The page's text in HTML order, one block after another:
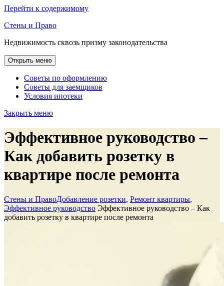
Перейти к содержимому
Стены и Право
Недвижимость сквозь призму законодательства
Открыть меню
Советы по оформлению
Советы для заемщиков
Условия ипотеки
Закрыть меню
Эффективное руководство –
Как добавить розетку в
квартире после ремонта
Стены и ПравоДобавление розетки, Ремонт квартиры,
Эффективное руководство Эффективное руководство – Как
добавить розетку в квартире после ремонта